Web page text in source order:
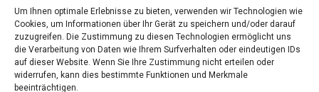
Um Ihnen optimale Erlebnisse zu bieten, verwenden wir Technologien wie
Cookies, um Informationen über Ihr Gerät zu speichern und/oder darauf
zuzugreifen. Die Zustimmung zu diesen Technologien ermöglicht uns
die Verarbeitung von Daten wie Ihrem Surfverhalten oder eindeutigen IDs
auf dieser Website. Wenn Sie Ihre Zustimmung nicht erteilen oder
widerrufen, kann dies bestimmte Funktionen und Merkmale
beeinträchtigen.
Ist Lockpicking in Deutschland verboten?